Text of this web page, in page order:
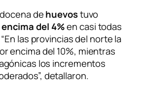
dehuevostuvo
encima del 4%en casi todas
las provincias del norte la
encima del 10%, mientras
los incrementos
detallaron.